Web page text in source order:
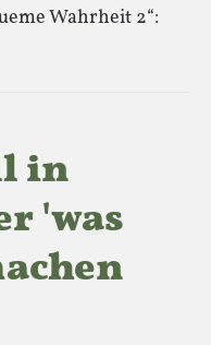
Wahrheit 2“:
in
'was